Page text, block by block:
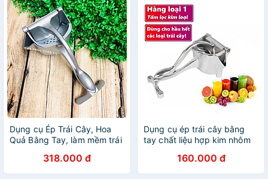
Dụng cụ Ép Trái Cây, Hoa
Quả Bằng Tay, làm mềm trái
Dày SIÊU ĐẸP318.000 đ
Dụng cụ ép trái cây bằng
tay chất liệu hợp kim nhôm
hoa quả đa năng
160.000 đ